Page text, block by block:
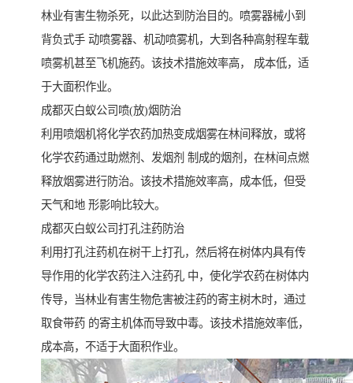
林业有害生物杀死，以此达到防治目的。喷雾器械小到
背负式手 动喷雾器、机动喷雾机，大到各种高射程车载
喷雾机甚至飞机施药。该技术措施效率高， 成本低，适
于大面积作业。
成都灭白蚁公司喷(放)烟防治
利用喷烟机将化学农药加热变成烟雾在林间释放，或将
化学农药通过助燃剂、发烟剂 制成的烟剂，在林间点燃
释放烟雾进行防治。该技术措施效率高，成本低，但受
天气和地 形影响比较大。
成都灭白蚁公司打孔注药防治
利用打孔注药机在树干上打孔，然后将在树体内具有传
导作用的化学农药注入注药孔 中，使化学农药在树体内
传导，当林业有害生物危害被注药的寄主树木时，通过
取食带药 的寄主机体而导致中毒。该技术措施效率低，
成本高，不适于大面积作业。